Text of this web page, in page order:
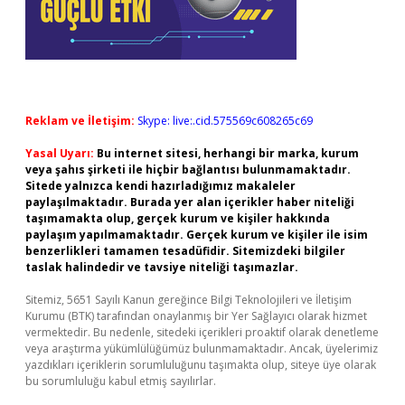
Reklam ve İletişim: Skype: live:.cid.575569c608265c69
Yasal Uyarı: Bu internet sitesi, herhangi bir marka, kurum
veya şahıs şirketi ile hiçbir bağlantısı bulunmamaktadır.
Sitede yalnızca kendi hazırladığımız makaleler
paylaşılmaktadır. Burada yer alan içerikler haber niteliği
taşımamakta olup, gerçek kurum ve kişiler hakkında
paylaşım yapılmamaktadır. Gerçek kurum ve kişiler ile isim
benzerlikleri tamamen tesadüfidir. Sitemizdeki bilgiler
taslak halindedir ve tavsiye niteliği taşımazlar.
Sitemiz, 5651 Sayılı Kanun gereğince Bilgi Teknolojileri ve İletişim
Kurumu (BTK) tarafından onaylanmış bir Yer Sağlayıcı olarak hizmet
vermektedir. Bu nedenle, sitedeki içerikleri proaktif olarak denetleme
veya araştırma yükümlülüğümüz bulunmamaktadır. Ancak, üyelerimiz
yazdıkları içeriklerin sorumluluğunu taşımakta olup, siteye üye olarak
bu sorumluluğu kabul etmiş sayılırlar.